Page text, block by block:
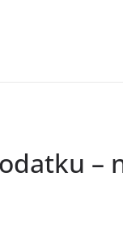
–